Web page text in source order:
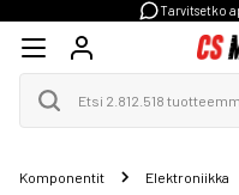
Tarvitsetko
Komponentit Elektroniikka